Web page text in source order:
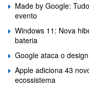
Made by Google:
evento
Windows 11: Nova
bateria
Google ataca o
Apple adiciona 43
ecossistema